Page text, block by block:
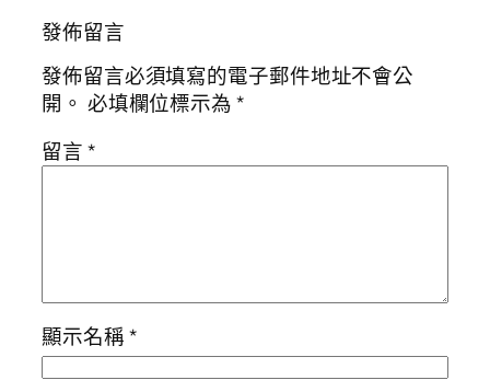
發佈留言
發佈留言必須填寫的電子郵件地址不會公
開。 必填欄位標示為*
留言*
顯示名稱*